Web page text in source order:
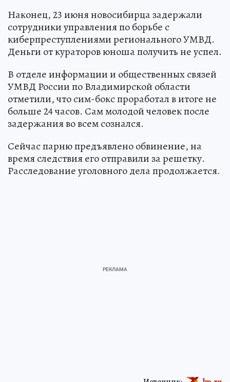
Наконец, 23 июня новосибирца задержали
сотрудники управления по борьбе с
киберпреступлениями регионального УМВД.
Деньги от кураторов юноша получить не успел.
В отделе информации и общественных связей
УМВД России по Владимирской области
отметили, что сим-бокс проработал в итоге не
больше 24 часов. Сам молодой человек после
задержания во всем сознался.
Сейчас парню предъявлено обвинение, на
время следствия его отправили за решетку.
Расследование уголовного дела продолжается.